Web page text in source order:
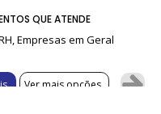
QUE ATENDE
Empresas em Geral
Ver mais opções